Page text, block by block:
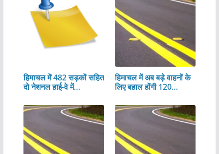
हिमाचल में 482 सड़कों सहित
दो नेशनल हाई-वे में…
हिमाचल में अब बड़े वाहनों के
लिए बहाल होंगी 120…